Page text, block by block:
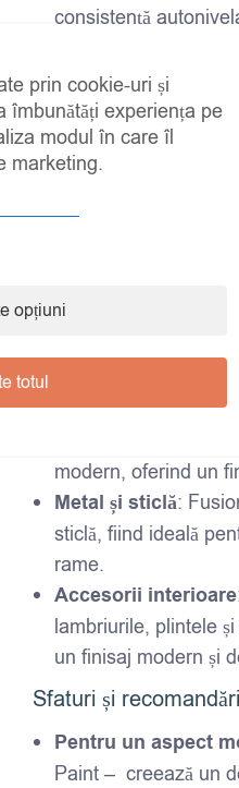
consistență
finisaj uniform și
vopseaua într-un
Timp de uscare :
– aproximativ 2-4
temperatură și
24 de ore pentru
Ideal pentru diverse
:
recondiționarea
PAL melaminat și
aderă foarte bine pe
fiind ideală pentru a
modern, oferind un
Metal și sticlă:
sticlă, fiind ideală
rame.
Accesorii interioare
lambriurile, plintele
un finisaj modern și
Sfaturi și
Pentru un aspect
Paint – creează un
prin cookie-uri și
îmbunătăți experiența pe
modul în care îl
marketing.
opțiuni
totul